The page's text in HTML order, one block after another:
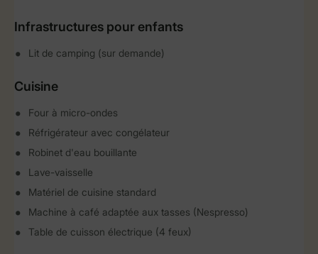
Infrastructures pour enfants
Lit de camping (sur demande)
Cuisine
Four à micro-ondes
Réfrigérateur avec congélateur
Robinet d'eau bouillante
Lave-vaisselle
Matériel de cuisine standard
Machine à café adaptée aux tasses (Nespresso)
Table de cuisson électrique (4 feux)